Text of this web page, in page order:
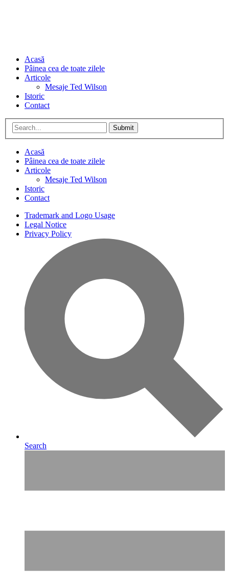
Acasă
Pâinea cea de toate zilele
Articole
Mesaje Ted Wilson
Istoric
Contact
Submit
Acasă
Pâinea cea de toate zilele
Articole
Mesaje Ted Wilson
Istoric
Contact
Trademark and Logo Usage
Legal Notice
Privacy Policy
Search